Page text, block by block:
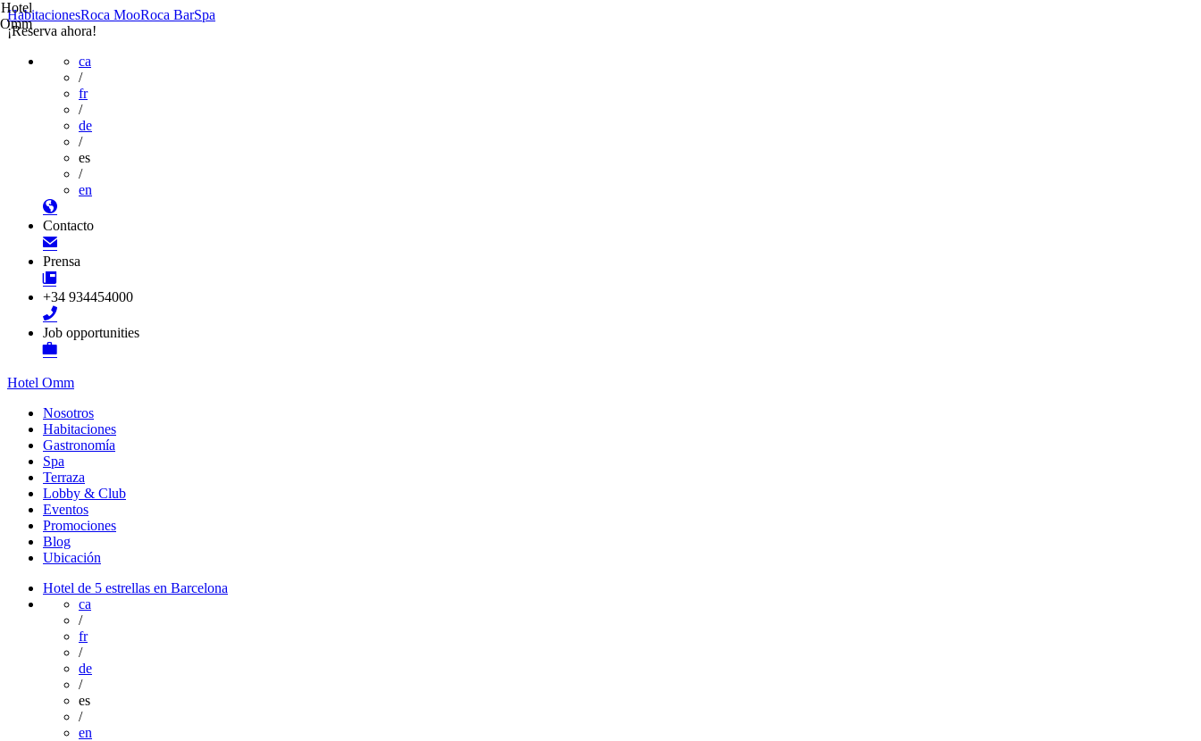
HabitacionesRoca MooRoca BarSpa
¡Reserva ahora!
ca
/
fr
/
de
/
es
/
en
Contacto
Prensa
+34 934454000
Job opportunities
Hotel Omm
Nosotros
Habitaciones
Gastronomía
Spa
Terraza
Lobby & Club
Eventos
Promociones
Blog
Ubicación
Hotel de 5 estrellas en Barcelona
ca
/
fr
/
de
/
es
/
en
Hotel
Omm